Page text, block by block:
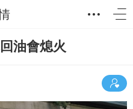
油會熄火